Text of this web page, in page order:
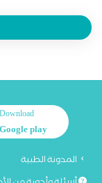
Download
Google play
المدونة الطبية